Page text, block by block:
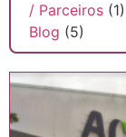
/ Parceiros (1)
Blog (5)